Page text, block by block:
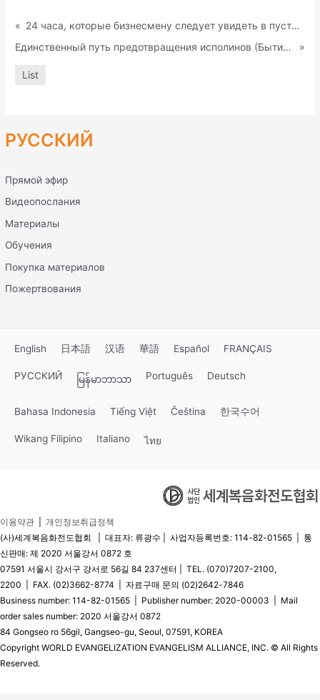
РУССКИЙ
Прямой эфир
Видеопослания
Материалы
Обучения
Покупка материалов
Пожертвования
«
24 часа, которые бизнесмену следует увидеть в пустыне (Исх 23:16)
Единственный путь предотвращения исполинов (Бытие 6:4-5)
»
List
English 日本語 汉语 華語 Español FRANÇAIS
РУССКИЙ မြန်မာဘာသာ Português Deutsch
Bahasa Indonesia Tiếng Việt Čeština 한국수어
Wikang Filipino Italiano ไทย
이용약관
개인정보취급정책
(사)세계복음화전도협회 | 대표자: 류광수 | 사업자등록번호: 114-82-01565 | 통
신판매: 제 2020 서울강서 0872 호
07591 서울시 강서구 강서로 56길 84 237센터 | TEL. (070)7207-2100,
2200 | FAX. (02)3662-8774 | 자료구매 문의 (02)2642-7846
Business number: 114-82-01565 | Publisher number: 2020-00003 | Mail
order sales number: 2020 서울강서 0872
84 Gongseo ro 56gil, Gangseo-gu, Seoul, 07591, KOREA
Copyright WORLD EVANGELIZATION EVANGELISM ALLIANCE, INC. © All Rights
Reserved.